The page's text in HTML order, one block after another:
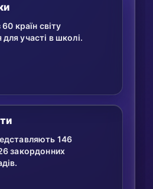
країн світу
участі в школі.
146
закордонних